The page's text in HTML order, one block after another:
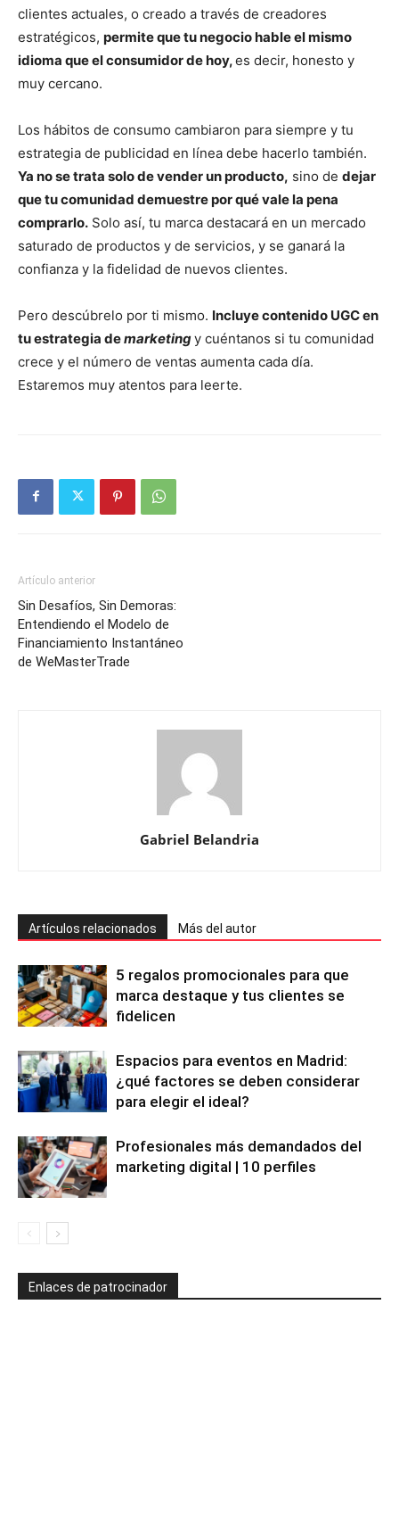
clientes actuales, o creado a través de creadores
estratégicos, permite que tu negocio hable el mismo
idioma que el consumidor de hoy,es decir, honesto y
muy cercano.
Los hábitos de consumo cambiaron para siempre y tu
estrategia de publicidad en línea debe hacerlo también.
Ya no se trata solo de vender un producto, sino de dejar
que tu comunidad demuestre por qué vale la pena
comprarlo. Solo así, tu marca destacará en un mercado
saturado de productos y de servicios, y se ganará la
confianza y la fidelidad de nuevos clientes.
Pero descúbrelo por ti mismo. Incluye contenido UGC en
tu estrategia demarketingy cuéntanos si tu comunidad
crece y el número de ventas aumenta cada día.
Estaremos muy atentos para leerte.
Artículo anterior
Sin Desafíos, Sin Demoras:
Entendiendo el Modelo de
Financiamiento Instantáneo
de WeMasterTrade
Gabriel Belandria
Artículos relacionados Más del autor
5 regalos promocionales para que
marca destaque y tus clientes se
fidelicen
Espacios para eventos en Madrid:
¿qué factores se deben considerar
para elegir el ideal?
Profesionales más demandados del
marketing digital | 10 perfiles
Enlaces de patrocinador